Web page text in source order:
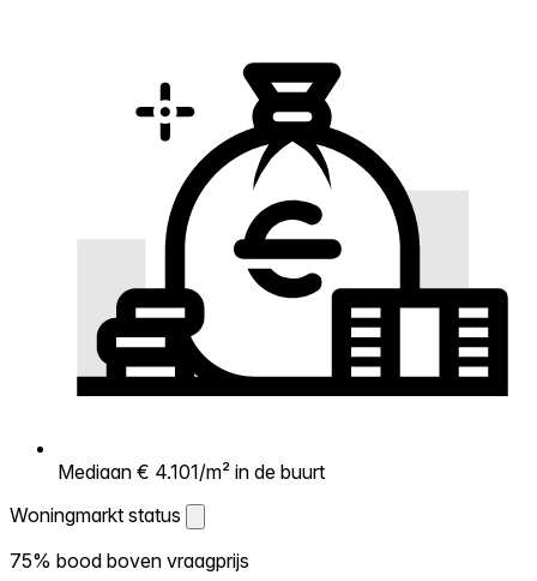
Mediaan € 4.101/m² in de buurt
Woningmarkt status
Woningmarkt status
75% bood boven vraagprijs